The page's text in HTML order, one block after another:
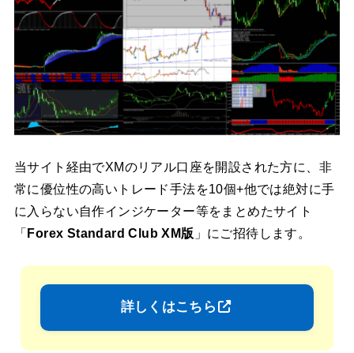
当サイト経由でXMのリアル口座を開設された方に、非
常に優位性の高いトレード手法を10個+他では絶対に手
に入らない自作インジケーター等をまとめたサイト
「 Forex Standard Club XM版 」にご招待します。
詳しくはこちら